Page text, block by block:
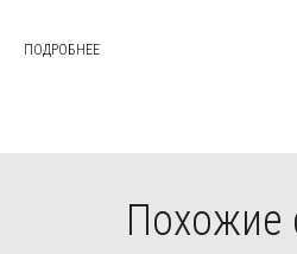
ПОДРОБНЕЕ
Похожие